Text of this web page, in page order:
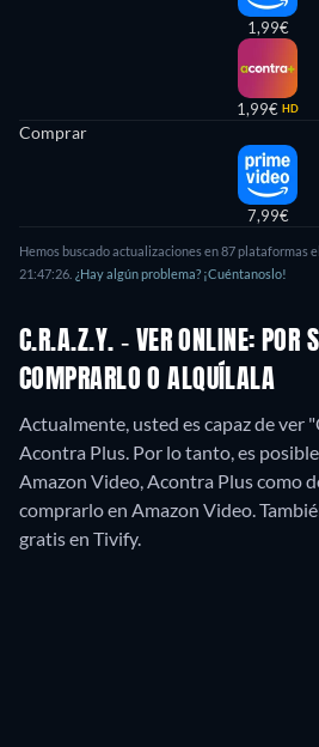
1,99€
1,99€ HD
Comprar
7,99€
Hemos buscado actualizaciones en87plataformas el
21:47:26 ¿Hay algún problema? ¡Cuéntanoslo!
C.R.A.Z.Y. - VER ONLINE: POR
COMPRARLO O ALQUÍLALA
Actualmente, usted es capaz de ver
Acontra Plus. Por lo tanto, es
Amazon Video, Acontra Plus como
comprarlo en Amazon Video.
gratis en Tivify.